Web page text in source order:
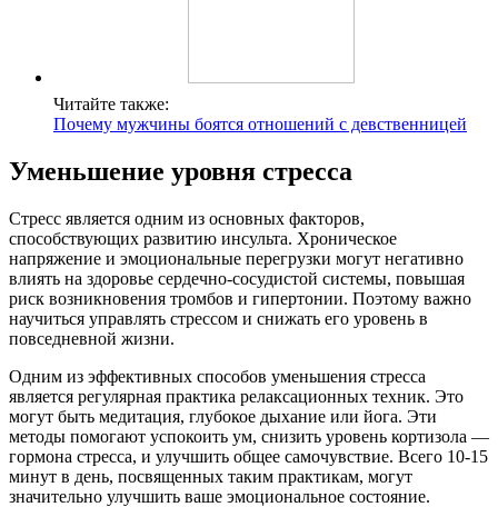
Читайте также:
Почему мужчины боятся отношений с девственницей
Уменьшение уровня стресса
Стресс является одним из основных факторов,
способствующих развитию инсульта. Хроническое
напряжение и эмоциональные перегрузки могут негативно
влиять на здоровье сердечно-сосудистой системы, повышая
риск возникновения тромбов и гипертонии. Поэтому важно
научиться управлять стрессом и снижать его уровень в
повседневной жизни.
Одним из эффективных способов уменьшения стресса
является регулярная практика релаксационных техник. Это
могут быть медитация, глубокое дыхание или йога. Эти
методы помогают успокоить ум, снизить уровень кортизола —
гормона стресса, и улучшить общее самочувствие. Всего 10-15
минут в день, посвященных таким практикам, могут
значительно улучшить ваше эмоциональное состояние.